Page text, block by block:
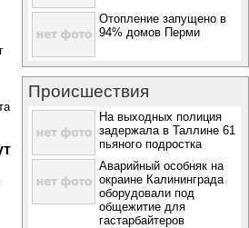
Отопление запущено в
94% домов Перми
Происшествия
На выходных полиция
задержала в Таллине 61
пьяного подростка
Аварийный особняк на
окраине Калининграда
оборудовали под
общежитие для
гастарбайтеров